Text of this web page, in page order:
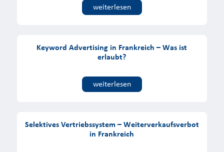
weiterlesen
Keyword Advertising in Frankreich – Was ist
erlaubt?
weiterlesen
Selektives Vertriebssystem – Weiterverkaufsverbot
in Frankreich